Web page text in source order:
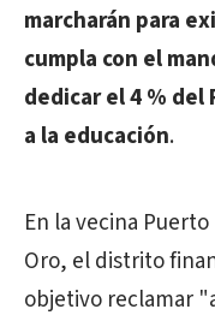
marcharán para
cumpla con el
dedicar el 4 %
a la educación.
En la vecina
Oro, el distrito
objetivo reclamar